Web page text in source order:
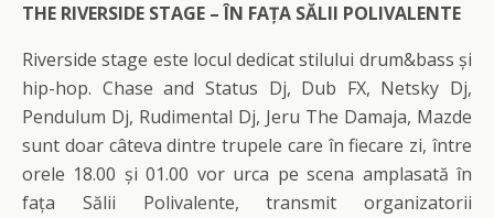
THE RIVERSIDE STAGE – ÎN FAȚA SĂLII POLIVALENTE
Riverside stage este locul dedicat stilului drum&bass și
hip-hop. Chase and Status Dj, Dub FX, Netsky Dj,
Pendulum Dj, Rudimental Dj, Jeru The Damaja, Mazde
sunt doar câteva dintre trupele care în fiecare zi, între
orele 18.00 și 01.00 vor urca pe scena amplasată în
fața Sălii Polivalente, transmit organizatorii